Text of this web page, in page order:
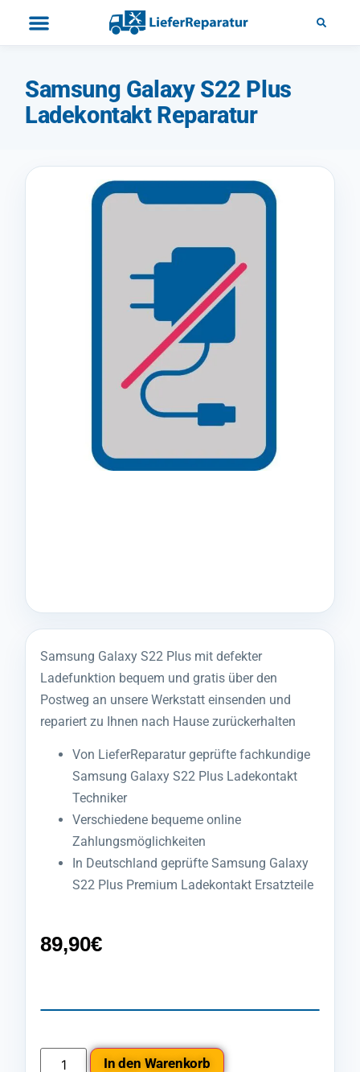
Samsung Galaxy S22 Plus
Ladekontakt Reparatur
Samsung Galaxy S22 Plus mit defekter
Ladefunktion bequem und gratis über den
Postweg an unsere Werkstatt einsenden und
repariert zu Ihnen nach Hause zurückerhalten
Von LieferReparatur geprüfte fachkundige
Samsung Galaxy S22 Plus Ladekontakt
Techniker
Verschiedene bequeme online
Zahlungsmöglichkeiten
In Deutschland geprüfte Samsung Galaxy
S22 Plus Premium Ladekontakt Ersatzteile
89,90€
In den Warenkorb